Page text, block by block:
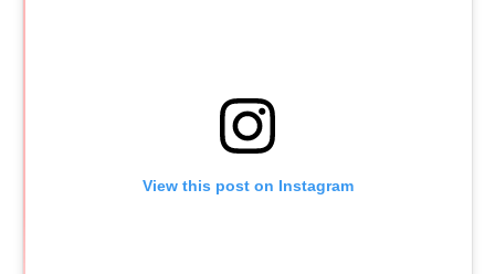
View this post on Instagram